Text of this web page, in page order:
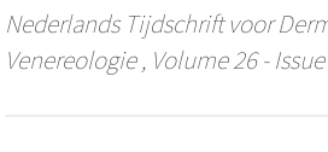
Nederlands Tijdschrift voor
Venereologie, Volume 26 -